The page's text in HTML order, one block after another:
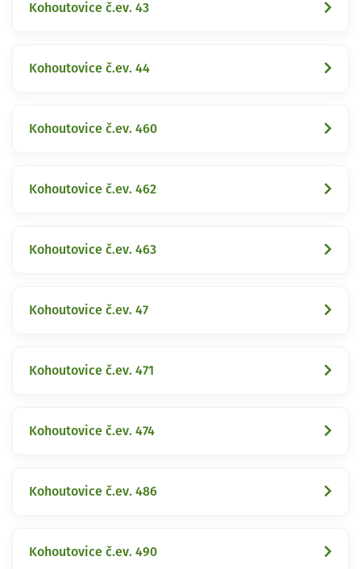
Kohoutovice č.ev. 43
Kohoutovice č.ev. 44
Kohoutovice č.ev. 460
Kohoutovice č.ev. 462
Kohoutovice č.ev. 463
Kohoutovice č.ev. 47
Kohoutovice č.ev. 471
Kohoutovice č.ev. 474
Kohoutovice č.ev. 486
Kohoutovice č.ev. 490